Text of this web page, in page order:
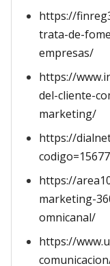
https://
trata-de-
empresas/
https://
del-cliente-
marketing/
https://
https://
marketing-
omnicanal/
https://